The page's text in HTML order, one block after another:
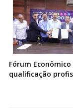
Fórum
qualificação